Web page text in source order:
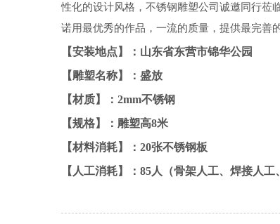
性化的设计风格，不锈钢雕塑公司诚邀同行莅
诺用最优秀的作品，一流的质量，提供最完善
【安装地点】：山东省东营市锦华公园
【雕塑名称】：盛放
【材质】：2mm不锈钢
【规格】：雕塑高8米
【材料消耗】：20张不锈钢板
【人工消耗】：85人（骨架人工、焊接人